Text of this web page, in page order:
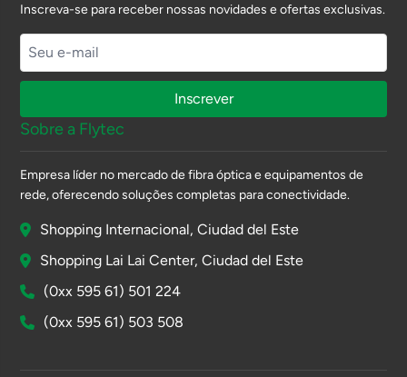
Sobre a Flytec
Empresa líder no mercado de fibra óptica e equipamentos de
rede, oferecendo soluções completas para conectividade.
Shopping Internacional, Ciudad del Este
Shopping Lai Lai Center, Ciudad del Este
(0xx 595 61) 501 224
(0xx 595 61) 503 508
Inscreva-se para receber nossas novidades e ofertas exclusivas.
Inscrever